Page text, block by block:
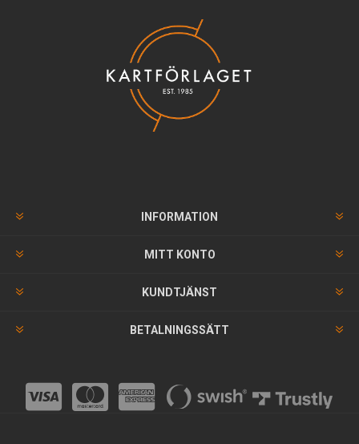
INFORMATION
MITT KONTO
KUNDTJÄNST
BETALNINGSSÄTT